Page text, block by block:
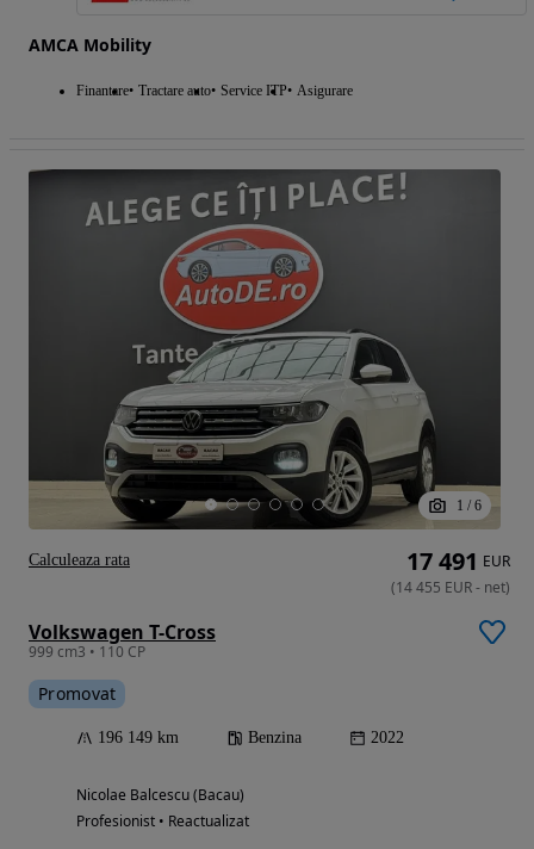
AMCA Mobility
Finantare Tractare auto Service ITP Asigurare
1 / 6
Volkswagen T-Cross
999 cm3 • 110 CP
Promovat
196 149 km Benzina 2022
Nicolae Balcescu (Bacau)
Profesionist • Reactualizat
17 491 EUR
(14 455 EUR- net)
Calculeaza rata